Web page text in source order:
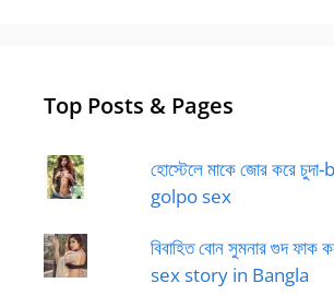
Top Posts & Pages
হোস্টেলে মাকে জোর করে
golpo sex
বিবাহিত বোন সুমনার গুদ
sex story in Bangla